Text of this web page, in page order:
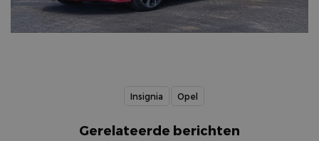
Insignia Opel
Gerelateerde berichten